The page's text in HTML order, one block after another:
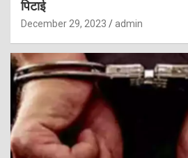
पिटाई
December 29, 2023 admin